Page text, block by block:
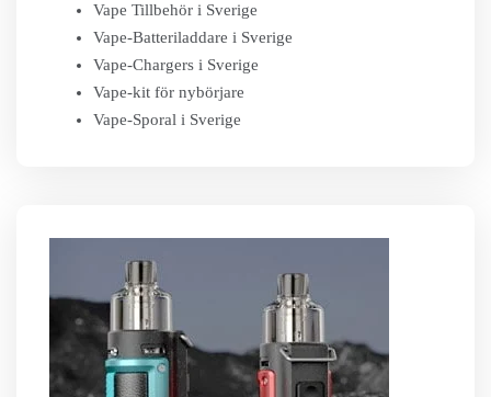
Vape Tillbehör i Sverige
Vape-Batteriladdare i Sverige
Vape-Chargers i Sverige
Vape-kit för nybörjare
Vape-Sporal i Sverige